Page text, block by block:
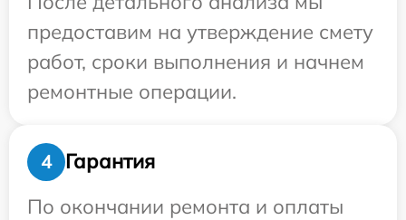
предоставим на утверждение смету
работ, сроки выполнения и начнем
ремонтные операции.
4
Гарантия
По окончании ремонта и оплаты